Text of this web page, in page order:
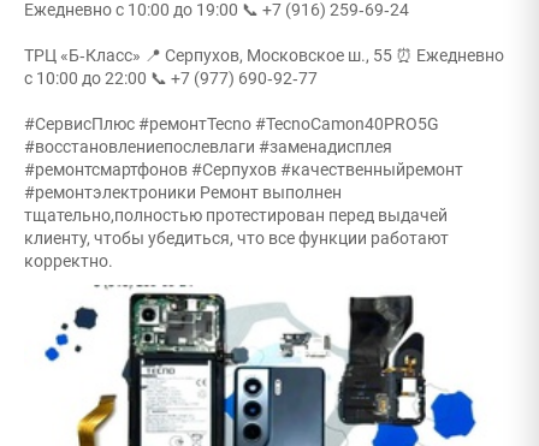
Ежедневно с 10:00 до 19:00 📞 +7 (916) 259‑69‑24
ТРЦ «Б‑Класс» 📍 Серпухов, Московское ш., 55 ⏰ Ежедневно
с 10:00 до 22:00 📞 +7 (977) 690‑92‑77
#СервисПлюс #ремонтTecno #TecnoCamon40PRO5G
#восстановлениепослевлаги #заменадисплея
#ремонтсмартфонов #Серпухов #качественныйремонт
#ремонтэлектроники Ремонт выполнен
тщательно,полностью протестирован перед выдачей
клиенту, чтобы убедиться, что все функции работают
корректно.